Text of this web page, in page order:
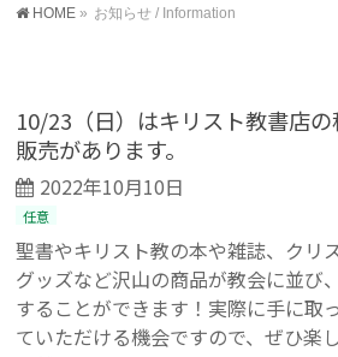
HOME » お知らせ / Information
10/23（日）はキリスト教書店の
販売があります。
2022年10月10日
任意
聖書やキリスト教の本や雑誌、クリ
グッズなど沢山の商品が教会に並び
することができます！実際に手に取
ていただける機会ですので、ぜひ楽